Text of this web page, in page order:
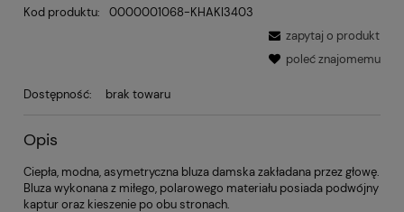
Kod produktu:
0000001068-KHAKI3403
zapytaj o produkt
poleć znajomemu
Dostępność: brak towaru
Opis
Ciepła, modna, asymetryczna bluza damska zakładana przez głowę.
Bluza wykonana z miłego, polarowego materiału posiada podwójny
kaptur oraz kieszenie po obu stronach.